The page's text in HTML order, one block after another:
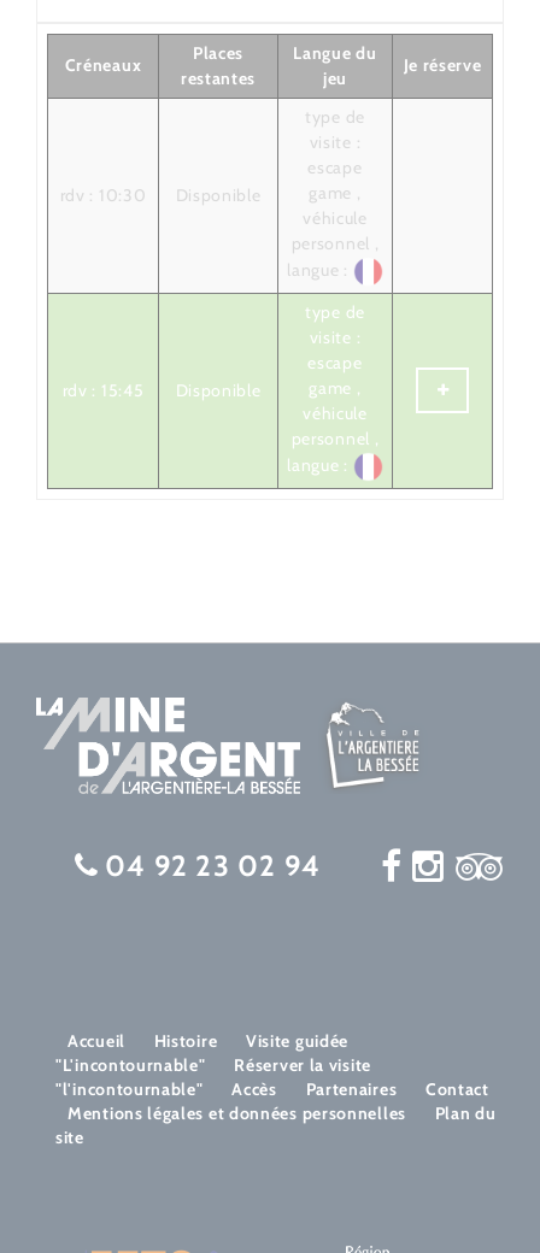
Créneaux
Places
restantes
Langue du
jeu
Je réserve
rdv : 10:30 Disponible
type de
visite :
escape
game ,
véhicule
personnel ,
langue :
rdv : 15:45 Disponible
type de
visite :
escape
game ,
véhicule
personnel ,
langue :
04 92 23 02 94
Accueil Histoire
Visite guidée
"L'incontournable"
Réserver la visite
"l'incontournable"
Accès Partenaires
Contact
Mentions légales et données personnelles
Plan du
site